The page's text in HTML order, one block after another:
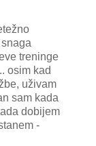
treninge
osim kad
uživam
sam kada
dobijem
-